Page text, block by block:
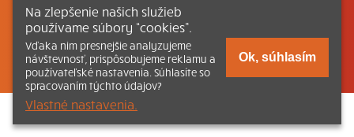
Kontakt Tlačená verzia Katechizmu
© 2026 katechizmus.sk |Všetky práva vyhradené| Táto stránka
funguje aj vďaka kresťanskému kníhkupectvu
Na zlepšenie našich služieb
používame súbory “cookies”.
Vďaka nim presnejšie analyzujeme
návštevnosť, prispôsobujeme reklamu a
používateľské nastavenia. Súhlasíte so
spracovaním týchto údajov?
Vlastné nastavenia.
Ok, súhlasím